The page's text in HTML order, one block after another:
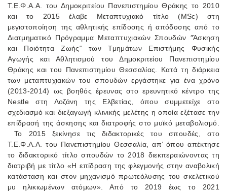
Τ.Ε.Φ.Α.Α. του Δημοκριτείου Πανεπιστημίου Θράκης το 2010
και το 2015 έλαβε Μεταπτυχιακό τίτλο (MSc) στη
μεγιστοποίηση της αθλητικής επίδοσης ή απόδοσης από το
Διατμηματικό Πρόγραμμα Μεταπτυχιακών Σπουδών ″Άσκηση
και Ποιότητα Ζωής‟ των Τμημάτων Επιστήμης Φυσικής
Αγωγής και Αθλητισμού του Δημοκριτείου Πανεπιστημίου
Θράκης και του Πανεπιστημίου Θεσσαλίας. Κατά τη διάρκεια
των μεταπτυχιακών του σπουδών εργάστηκε για ένα χρόνο
(2013-2014) ως βοηθός έρευνας στο ερευνητικό κέντρο της
Nestle στη Λοζάνη της Ελβετίας, όπου συμμετείχε στο
σχεδιασμό και διεξαγωγή κλινικής μελέτης η οποία εξέτασε την
επίδρασή της άσκησης και διατροφής στο μυϊκό μεταβολισμό.
Το 2015 ξεκίνησε τις διδακτορικές του σπουδές, στο
Τ.Ε.Φ.Α.Α. του Πανεπιστημίου Θεσσαλία, απ’ όπου απέκτησε
το διδακτορικό τίτλο σπουδών το 2018 διεκπεραιώνοντας τη
διατριβή με τίτλο «Η επίδραση της φλεγμονής στην αναβολική
κατάσταση και στον μηχανισμό πρωτεόλυσης του σκελετικού
μυ ηλικιωμένων ατόμων». Από το 2019 έως το 2021